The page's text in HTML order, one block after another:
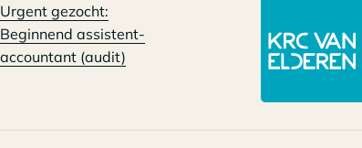
Urgent gezocht:
Beginnend assistent-
accountant (audit)